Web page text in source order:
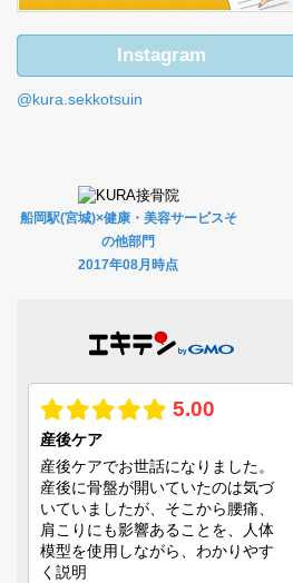
Instagram
@kura.sekkotsuin
船岡駅(宮城)×健康・美容サービスそ
の他部門
2017年08月時点